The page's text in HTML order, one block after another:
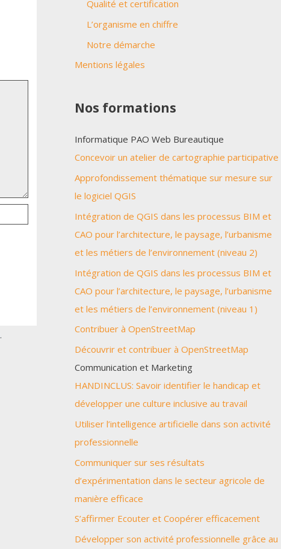
.
Qualité et certification
L’organisme en chiffre
Notre démarche
Mentions légales
Nos formations
Informatique PAO Web Bureautique
Concevoir un atelier de cartographie participative
Approfondissement thématique sur mesure sur
le logiciel QGIS
Intégration de QGIS dans les processus BIM et
CAO pour l’architecture, le paysage, l’urbanisme
et les métiers de l’environnement (niveau 2)
Intégration de QGIS dans les processus BIM et
CAO pour l’architecture, le paysage, l’urbanisme
et les métiers de l’environnement (niveau 1)
Contribuer à OpenStreetMap
Découvrir et contribuer à OpenStreetMap
Communication et Marketing
HANDINCLUS: Savoir identifier le handicap et
développer une culture inclusive au travail
Utiliser l’intelligence artificielle dans son activité
professionnelle
Communiquer sur ses résultats
d’expérimentation dans le secteur agricole de
manière efficace
S’affirmer Ecouter et Coopérer efficacement
Développer son activité professionnelle grâce au